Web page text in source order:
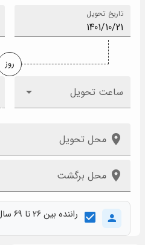
تاریخ تحویل
روز
ساعت تحویل
محل تحویل
محل برگشت
راننده بین 26 تا 69 سال